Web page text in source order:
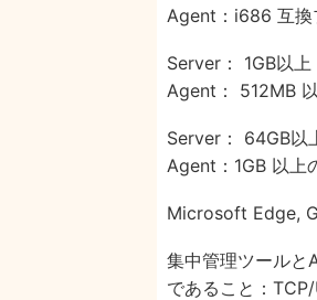
Agent：i686 互換
Server： 1GB以上
Agent： 512MB 以
Server： 64GB以
Agent：1GB 以上
Microsoft Edge,
集中管理ツールと
であること：